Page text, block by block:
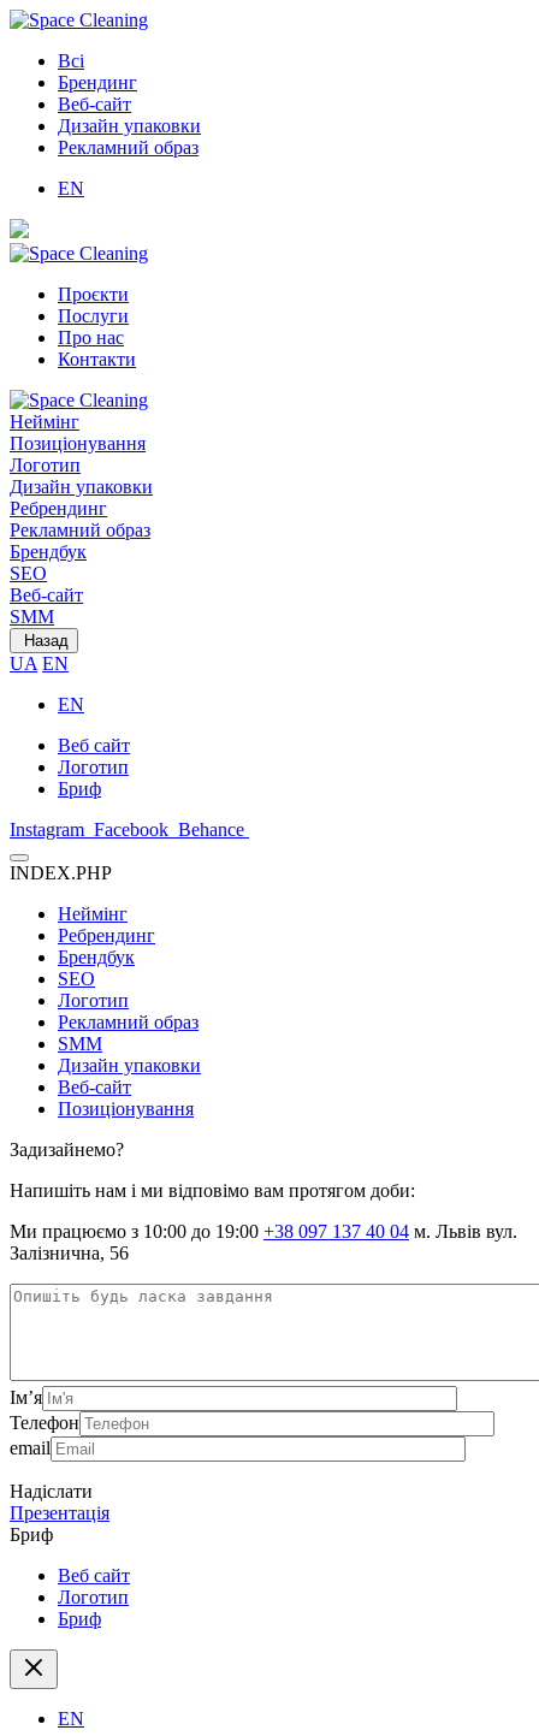
Всі
Брендинг
Веб-сайт
Дизайн упаковки
Рекламний образ
EN
Проєкти
Послуги
Про нас
Контакти
Неймінг
Позиціонування
Логотип
Дизайн упаковки
Ребрендинг
Рекламний образ
Брендбук
SEO
Веб-сайт
SMM
Назад
UA EN
EN
Веб сайт
Логотип
Бриф
Instagram Facebook Behance
INDEX.PHP
Неймінг
Ребрендинг
Брендбук
SEO
Логотип
Рекламний образ
SMM
Дизайн упаковки
Веб-сайт
Позиціонування
Задизайнемо?
Напишіть нам і ми відповімо вам протягом доби:
Ми працюємо з 10:00 до 19:00 +38 097 137 40 04 м. Львів вул.
Залізнична, 56
Ім’я
Телефон
email
Надіслати
Презентація
Бриф
Веб сайт
Логотип
Бриф
EN